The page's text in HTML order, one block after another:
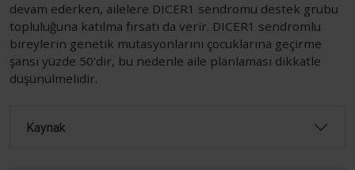
devam ederken, ailelere DICER1 sendromu destek grubu
topluluğuna katılma fırsatı da verir. DICER1 sendromlu
bireylerin genetik mutasyonlarını çocuklarına geçirme
şansı yüzde 50'dir, bu nedenle aile planlaması dikkatle
düşünülmelidir.
Kaynak